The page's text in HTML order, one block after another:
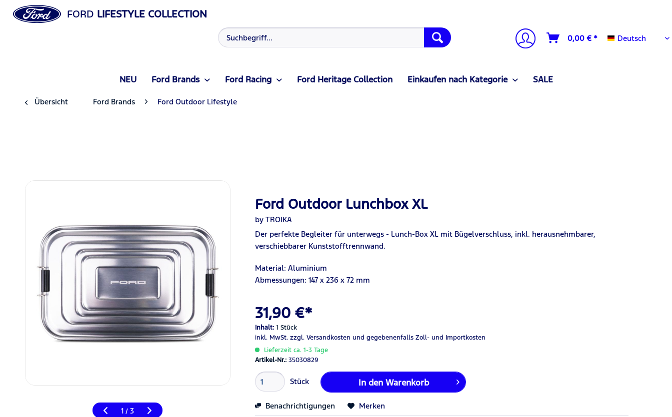
FORD LIFESTYLE COLLECTION
0,00 € * Deutsch
Deutsch
NEU Ford Brands Ford Racing Ford Heritage Collection Einkaufen nach Kategorie SALE
Übersicht Ford Brands Ford Outdoor Lifestyle
1 / 3
Ford Outdoor Lunchbox XL
by TROIKA
Der perfekte Begleiter für unterwegs - Lunch-Box XL mit Bügelverschluss, inkl. herausnehmbarer,
verschiebbarer Kunststofftrennwand.
Material: Aluminium
Abmessungen: 147 x 236 x 72 mm
31,90 €*
Inhalt:1 Stück
inkl. MwSt.zzgl. Versandkosten und gegebenenfalls Zoll- und Importkosten
Lieferzeit ca. 1-3 Tage
Artikel-Nr.:35030829
Stück In den Warenkorb
Benachrichtigungen Merken